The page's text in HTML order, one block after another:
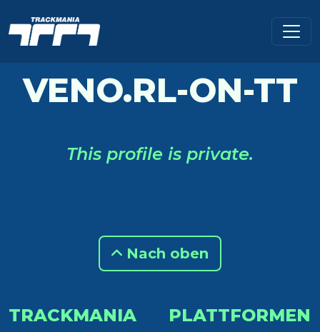
VENO.RL-ON-TT
This profile is private.
Nach oben
TRACKMANIA PLATTFORMEN